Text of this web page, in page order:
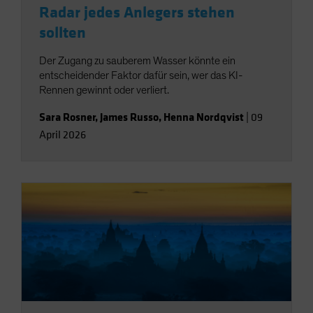
Radar jedes Anlegers stehen
sollten
Der Zugang zu sauberem Wasser könnte ein
entscheidender Faktor dafür sein, wer das KI-
Rennen gewinnt oder verliert.
Sara Rosner,James Russo, Henna Nordqvist 09
April 2026